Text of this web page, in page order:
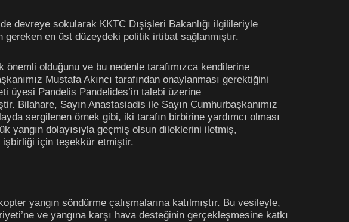
devreye sokularak KKTC Dışişleri Bakanlığı ilgilileriyle
en üst düzeydeki politik irtibat sağlanmıştır.
olduğunu ve bu nedenle tarafımızca kendilerine
Mustafa Akıncı tarafından onaylanması gerektiğini
üyesi Pandelis Pandelides’in talebi üzerine
Bilahare, Sayın Anastasiadis ile Sayın Cumhurbaşkanımız
sergilenen örnek gibi, iki tarafın birbirine yardımcı olması
yangın dolayısıyla geçmiş olsun dileklerini iletmiş,
işbirliği için teşekkür etmiştir.
yangın söndürme çalışmalarına katılmıştır. Bu vesileyle,
ve yangına karşı hava desteğinin gerçekleşmesine katkı